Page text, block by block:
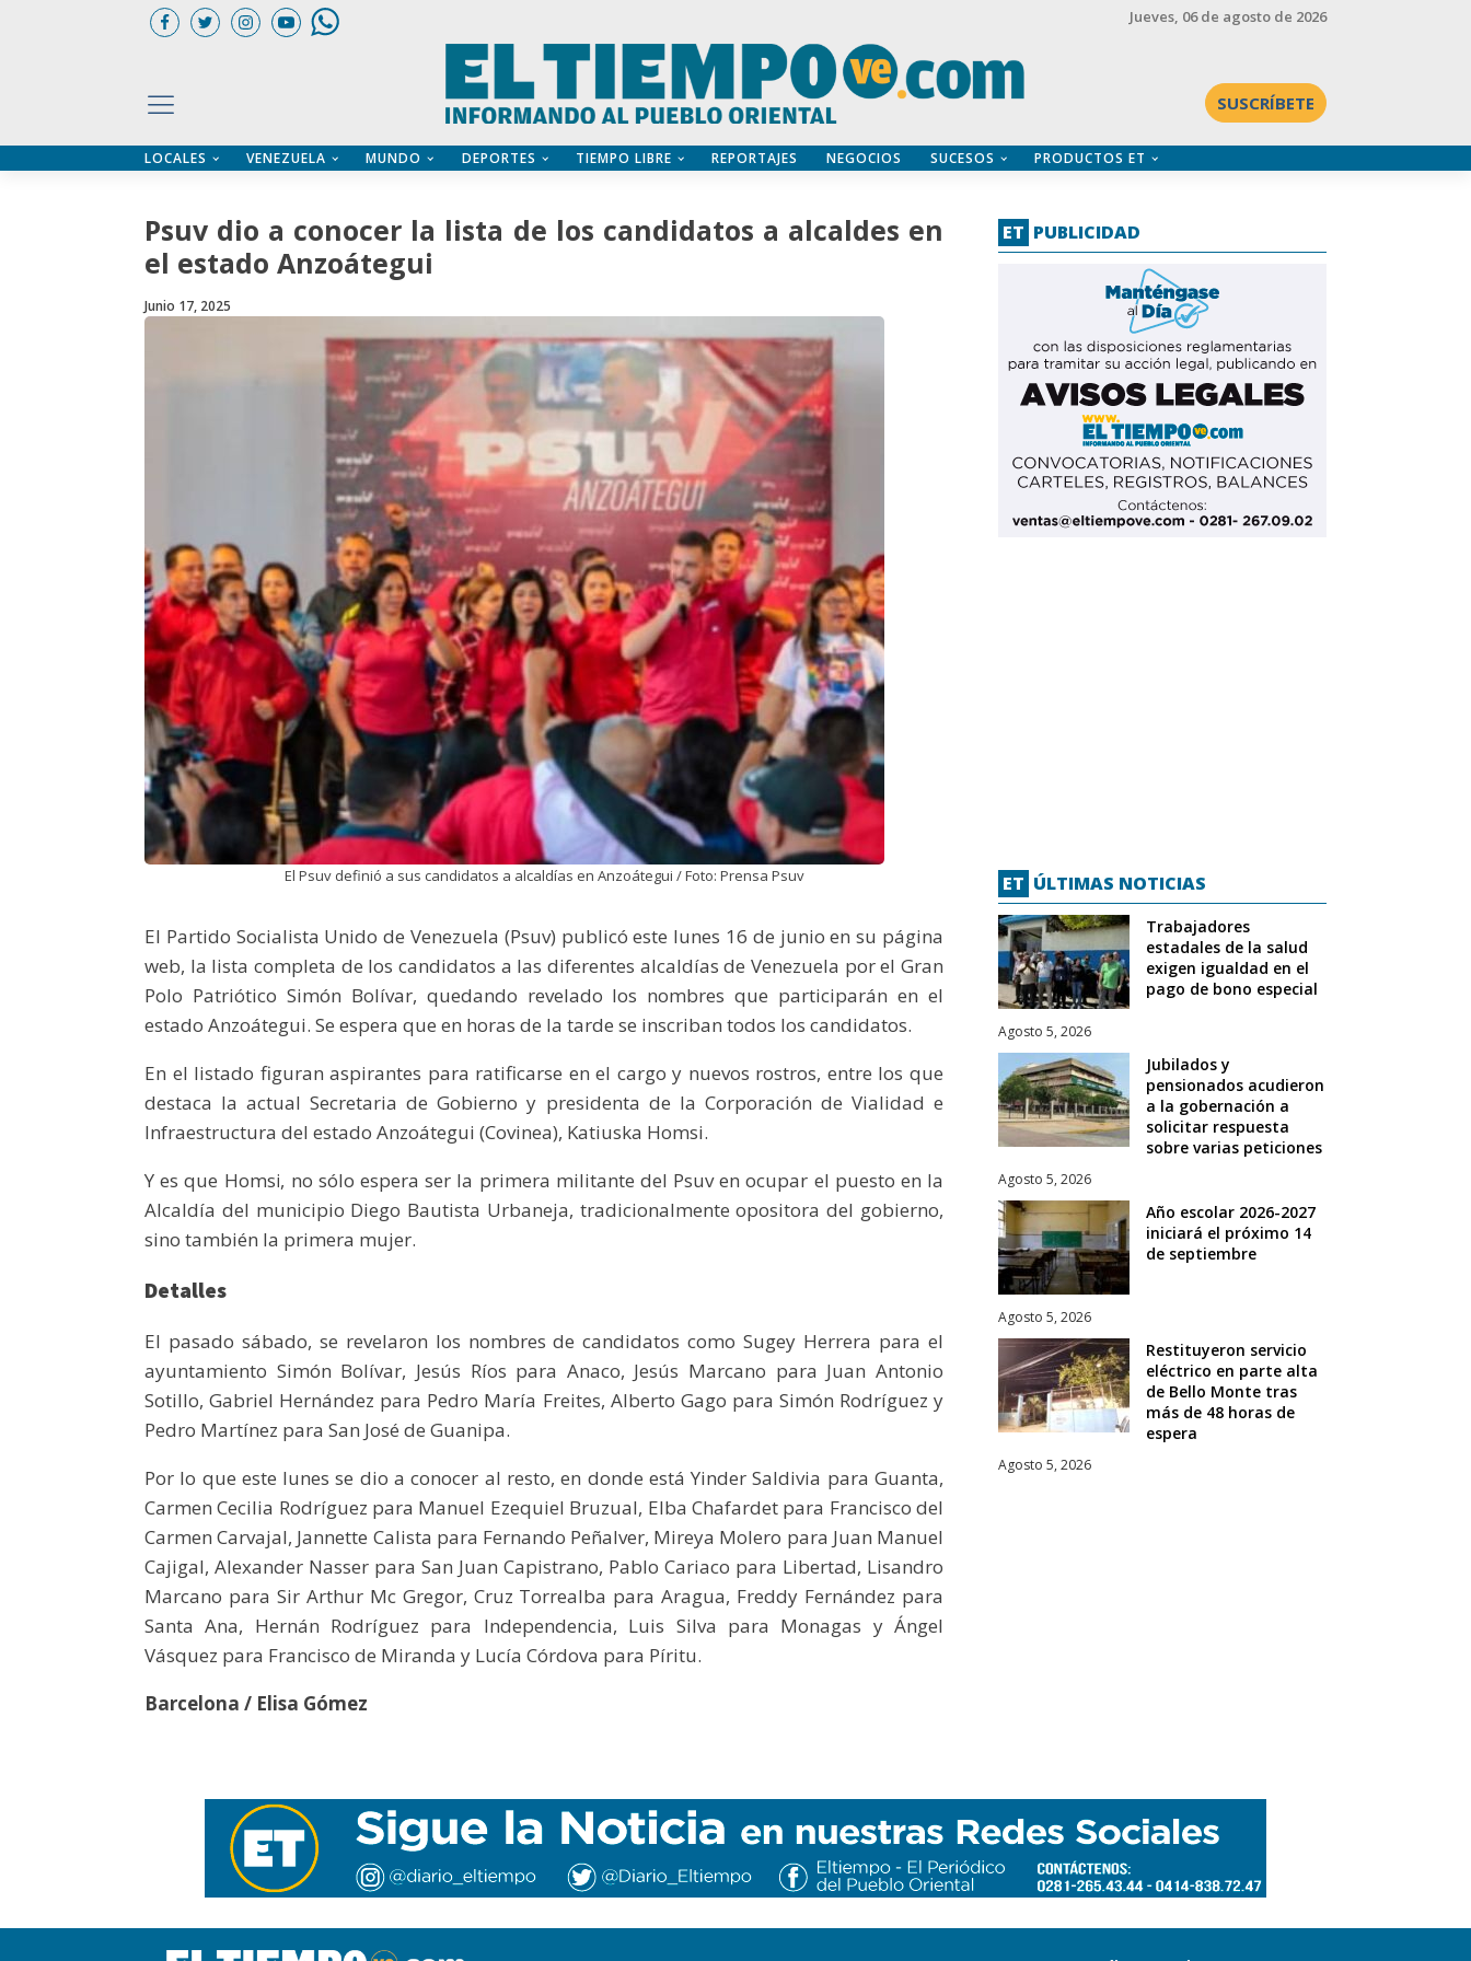
Jueves, 06 de agosto de 2026
SUSCRÍBETE
LOCALES VENEZUELA MUNDO DEPORTES TIEMPO LIBRE REPORTAJES NEGOCIOS SUCESOS PRODUCTOS ET
Psuv dio a conocer la lista de los candidatos a alcaldes en
el estado Anzoátegui
Junio 17, 2025
El Psuv definió a sus candidatos a alcaldías en Anzoátegui / Foto: Prensa Psuv
El Partido Socialista Unido de Venezuela (Psuv) publicó este lunes 16 de junio en su página
web, la lista completa de los candidatos a las diferentes alcaldías de Venezuela por el Gran
Polo Patriótico Simón Bolívar, quedando revelado los nombres que participarán en el
estado Anzoátegui. Se espera que en horas de la tarde se inscriban todos los candidatos.
En el listado figuran aspirantes para ratificarse en el cargo y nuevos rostros, entre los que
destaca la actual Secretaria de Gobierno y presidenta de la Corporación de Vialidad e
Infraestructura del estado Anzoátegui (Covinea), Katiuska Homsi.
Y es que Homsi, no sólo espera ser la primera militante del Psuv en ocupar el puesto en la
Alcaldía del municipio Diego Bautista Urbaneja, tradicionalmente opositora del gobierno,
sino también la primera mujer.
Detalles
El pasado sábado, se revelaron los nombres de candidatos como Sugey Herrera para el
ayuntamiento Simón Bolívar, Jesús Ríos para Anaco, Jesús Marcano para Juan Antonio
Sotillo, Gabriel Hernández para Pedro María Freites, Alberto Gago para Simón Rodríguez y
Pedro Martínez para San José de Guanipa.
Por lo que este lunes se dio a conocer al resto, en donde está Yinder Saldivia para Guanta,
Carmen Cecilia Rodríguez para Manuel Ezequiel Bruzual, Elba Chafardet para Francisco del
Carmen Carvajal, Jannette Calista para Fernando Peñalver, Mireya Molero para Juan Manuel
Cajigal, Alexander Nasser para San Juan Capistrano, Pablo Cariaco para Libertad, Lisandro
Marcano para Sir Arthur Mc Gregor, Cruz Torrealba para Aragua, Freddy Fernández para
Santa Ana, Hernán Rodríguez para Independencia, Luis Silva para Monagas y Ángel
Vásquez para Francisco de Miranda y Lucía Córdova para Píritu.
Barcelona / Elisa Gómez
ET PUBLICIDAD
ET ÚLTIMAS NOTICIAS
Trabajadores
estadales de la salud
exigen igualdad en el
pago de bono especial
Agosto 5, 2026
Jubilados y
pensionados acudieron
a la gobernación a
solicitar respuesta
sobre varias peticiones
Agosto 5, 2026
Año escolar 2026-2027
iniciará el próximo 14
de septiembre
Agosto 5, 2026
Restituyeron servicio
eléctrico en parte alta
de Bello Monte tras
más de 48 horas de
espera
Agosto 5, 2026